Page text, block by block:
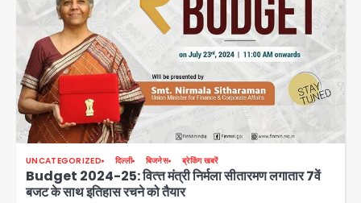
UNCATEGORIZED दिल्ली बिजनेस ब्रेकिंग खबरें
Budget 2024-25: वित्‍त्त मंत्री निर्मला सीतारमण लगातार 7वें
बजट के साथ इतिहास रचने को तैयार
3
28 साल बाद कानून के शिकंजे में आया हत्या का
फरार आरोपी
Team JHJ
डबल मर्डर का मुख्य साजिशकर्ता क्राइम ब्रांच
के हत्थे
Team JHJ